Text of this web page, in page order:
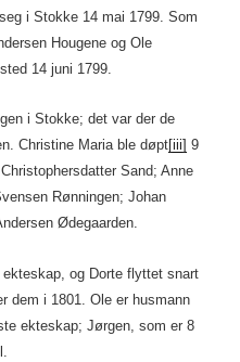
i Stokke 14 mai 1799. Som
Hougene og Ole
14 juni 1799.
i Stokke; det var der de
Christine Maria ble døpt[iii] 9
Sand; Anne
Rønningen; Johan
Ødegaarden.
og Dorte flyttet snart
dem i 1801. Ole er husmann
ekteskap; Jørgen, som er 8